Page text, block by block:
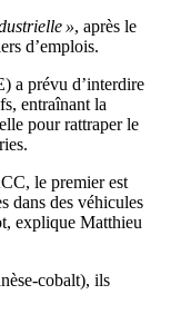
», après le
d’emplois.
a prévu d’interdire
entraînant la
pour rattraper le
le premier est
dans des véhicules
explique Matthieu
cobalt), ils